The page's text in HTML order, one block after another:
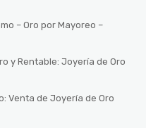
– Oro por Mayoreo –
y Rentable: Joyería de Oro
Venta de Joyería de Oro